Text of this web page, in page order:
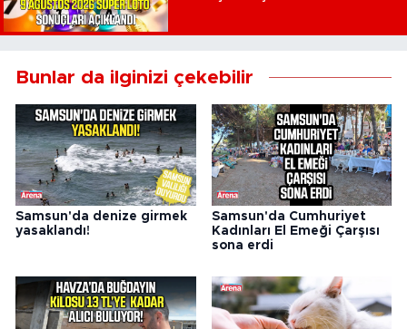
Bunlar da ilginizi çekebilir
Samsun'da denize girmek
yasaklandı!
Samsun'da Cumhuriyet
Kadınları El Emeği Çarşısı
sona erdi